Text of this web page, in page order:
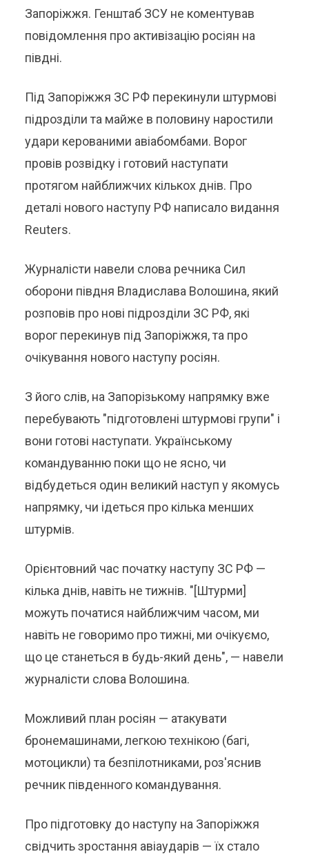
Запоріжжя. Генштаб ЗСУ не коментував
повідомлення про активізацію росіян на
півдні.
Під Запоріжжя ЗС РФ перекинули штурмові
підрозділи та майже в половину наростили
удари керованими авіабомбами. Ворог
провів розвідку і готовий наступати
протягом найближчих кількох днів. Про
деталі нового наступу РФ написало видання
Reuters.
Журналісти навели слова речника Сил
оборони півдня Владислава Волошина, який
розповів про нові підрозділи ЗС РФ, які
ворог перекинув під Запоріжжя, та про
очікування нового наступу росіян.
З його слів, на Запорізькому напрямку вже
перебувають "підготовлені штурмові групи" і
вони готові наступати. Українському
командуванню поки що не ясно, чи
відбудеться один великий наступ у якомусь
напрямку, чи ідеться про кілька менших
штурмів.
Орієнтовний час початку наступу ЗС РФ —
кілька днів, навіть не тижнів. "[Штурми]
можуть початися найближчим часом, ми
навіть не говоримо про тижні, ми очікуємо,
що це станеться в будь-який день", — навели
журналісти слова Волошина.
Можливий план росіян — атакувати
бронемашинами, легкою технікою (багі,
мотоцикли) та безпілотниками, роз'яснив
речник південного командування.
Про підготовку до наступу на Запоріжжя
свідчить зростання авіаударів — їх стало